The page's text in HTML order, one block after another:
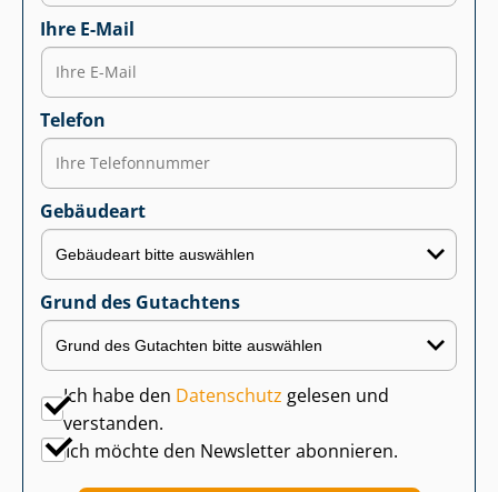
Ihre E-Mail
Telefon
Gebäudeart
Grund des Gutachtens
Ich habe den Datenschutz gelesen und
verstanden.
Ich möchte den Newsletter abonnieren.